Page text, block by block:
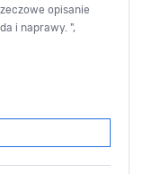
opisanie
i naprawy. ",